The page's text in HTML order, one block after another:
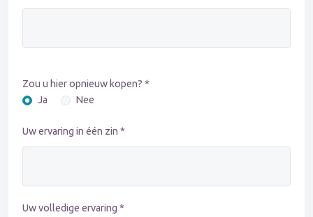
Zou u hier opnieuw kopen? *
Ja
Nee
Uw ervaring in één zin *
Uw volledige ervaring *